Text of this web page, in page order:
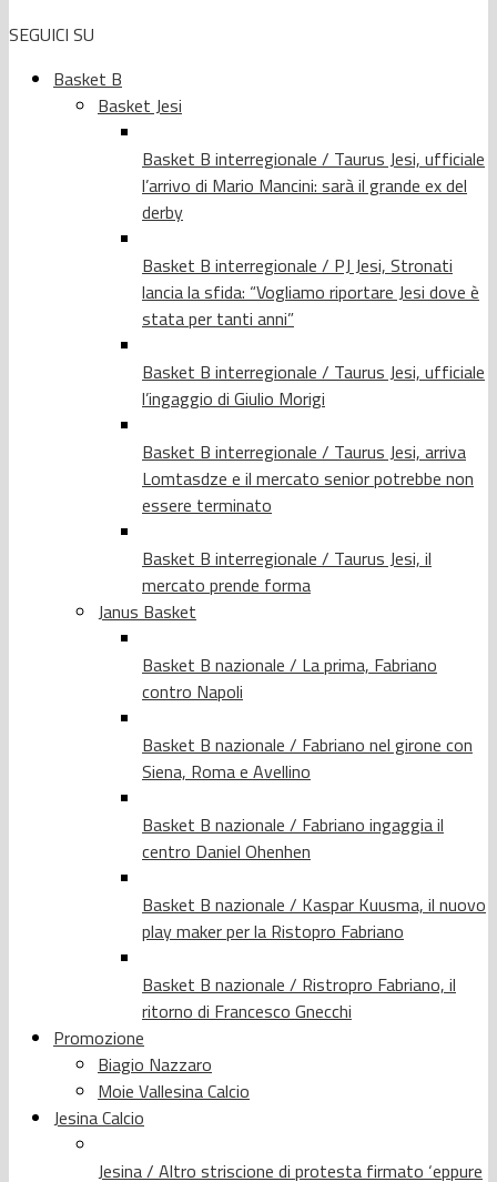
SEGUICI SU
Basket B
Basket Jesi
Basket B interregionale / Taurus Jesi, ufficiale
l’arrivo di Mario Mancini: sarà il grande ex del
derby
Basket B interregionale / PJ Jesi, Stronati
lancia la sfida: “Vogliamo riportare Jesi dove è
stata per tanti anni”
Basket B interregionale / Taurus Jesi, ufficiale
l’ingaggio di Giulio Morigi
Basket B interregionale / Taurus Jesi, arriva
Lomtasdze e il mercato senior potrebbe non
essere terminato
Basket B interregionale / Taurus Jesi, il
mercato prende forma
Janus Basket
Basket B nazionale / La prima, Fabriano
contro Napoli
Basket B nazionale / Fabriano nel girone con
Siena, Roma e Avellino
Basket B nazionale / Fabriano ingaggia il
centro Daniel Ohenhen
Basket B nazionale / Kaspar Kuusma, il nuovo
play maker per la Ristopro Fabriano
Basket B nazionale / Ristropro Fabriano, il
ritorno di Francesco Gnecchi
Promozione
Biagio Nazzaro
Moie Vallesina Calcio
Jesina Calcio
Jesina / Altro striscione di protesta firmato ‘eppure